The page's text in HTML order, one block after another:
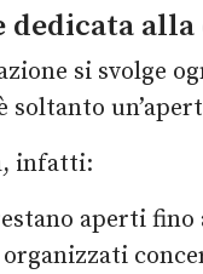
dedicata
si svolge
soltanto
infatti:
aperti fino
organizzati